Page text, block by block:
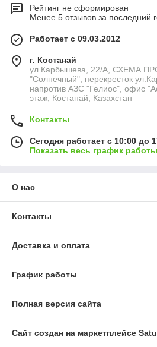
Рейтинг не сформирован
Менее 5 отзывов за последний
Работает с 09.03.2012
г. Костанай
ул.Карбышева, 22/А, СХЕМА
"Солнечный", перекресток
напротив АЗС "Гелиос", офис
этаж, Костанай, Казахстан
Контакты
Сегодня работает с 10:00 до
Показать весь график работы
О нас
Контакты
Доставка и оплата
График работы
Полная версия сайта
Сайт создан на маркетплейсе